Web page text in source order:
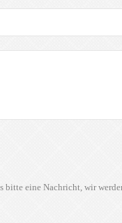
bitte eine Nachricht, wir